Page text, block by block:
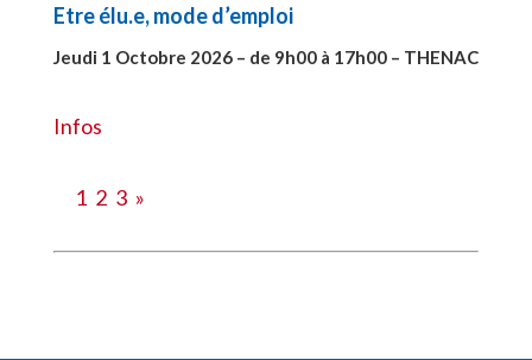
Etre élu.e, mode d’emploi
Jeudi 1 Octobre 2026 – de 9h00 à 17h00 – THENAC
Infos
1 2 3 »